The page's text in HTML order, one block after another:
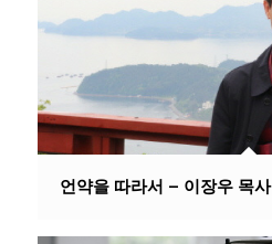
언약을 따라서 – 이장우 목사